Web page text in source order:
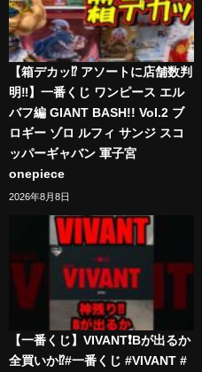
【箱デカッ⁉︎ アソートに店舗数判
明‼︎】一番くじ ワンピース エル
バフ編 GIANT BASH!! Vol.2 ブ
ロギー ゾロ ルフィ サンジ スコ
ッパーギャバン 軍子宮
onepiece
2026年8月8日
【一番くじ】VIVANT❗️Bが出るか
全買いか⁉️#一番くじ #VIVANT #